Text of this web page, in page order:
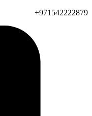
971542222879+​